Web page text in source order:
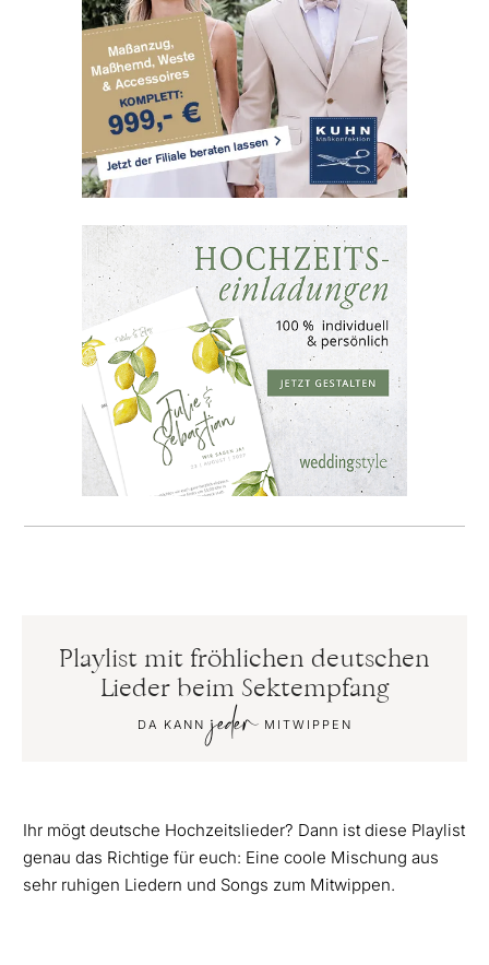
Playlist mit fröhlichen deutschen
Lieder beim Sektempfang
DA KANN jederMITWIPPEN
Ihr mögt deutsche Hochzeitslieder? Dann ist diese Playlist
genau das Richtige für euch: Eine coole Mischung aus
sehr ruhigen Liedern und Songs zum Mitwippen.